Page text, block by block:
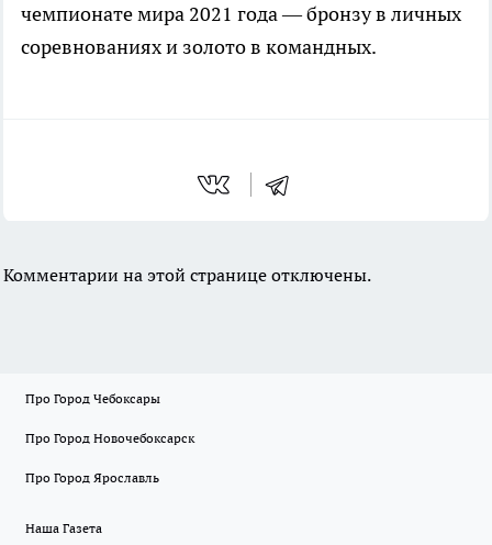
чемпионате мира 2021 года — бронзу в личных
соревнованиях и золото в командных.
Комментарии на этой странице отключены.
Про Город Чебоксары
Про Город Новочебоксарск
Про Город Ярославль
Наша Газета